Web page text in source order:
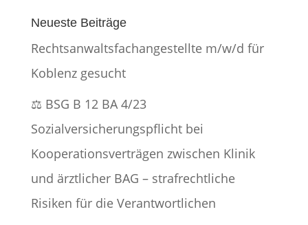
Neueste Beiträge
Rechtsanwaltsfachangestellte m/w/d für
Koblenz gesucht
⚖️ BSG B 12 BA 4/23
Sozialversicherungspflicht bei
Kooperationsverträgen zwischen Klinik
und ärztlicher BAG – strafrechtliche
Risiken für die Verantwortlichen